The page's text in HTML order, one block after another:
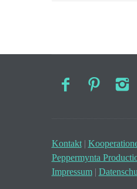
Kontakt|
Peppermynta
Impressum|